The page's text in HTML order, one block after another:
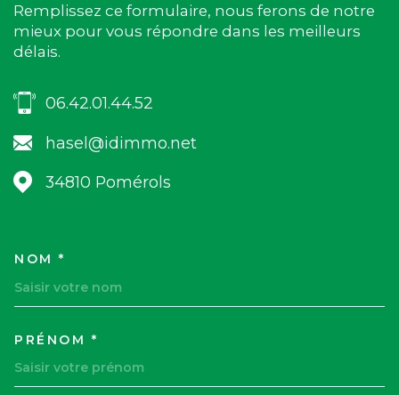
Remplissez ce formulaire, nous ferons de notre
mieux pour vous répondre dans les meilleurs
délais.
06.42.01.44.52
hasel@idimmo.net
34810 Pomérols
NOM *
PRÉNOM *